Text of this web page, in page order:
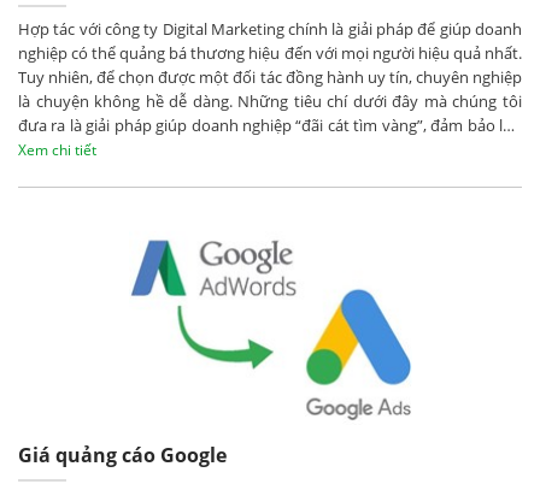
Hợp tác với công ty Digital Marketing chính là giải pháp để giúp doanh
nghiệp có thể quảng bá thương hiệu đến với mọi người hiệu quả nhất.
Tuy nhiên, để chọn được một đối tác đồng hành uy tín, chuyên nghiệp
là chuyện không hề dễ dàng. Những tiêu chí dưới đây mà chúng tôi
đưa ra là giải pháp giúp doanh nghiệp “đãi cát tìm vàng”, đảm bảo lựa
chọn được công ty Digital Marketing phù hợp cho mình.
Xem chi tiết
Giá quảng cáo Google